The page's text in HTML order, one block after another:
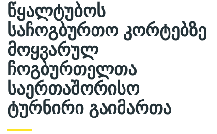
წყალტუბოს
საჩოგბურთო კორტებზე
მოყვარულ
ჩოგბურთელთა
საერთაშორისო
ტურნირი გაიმართა